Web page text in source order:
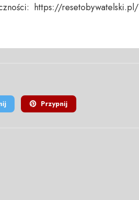
https://resetobywatelski.pl/
Przypnij